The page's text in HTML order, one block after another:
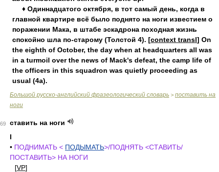
♦ Одиннадцатого октября, в тот самый день, когда в
главной квартире всё было поднято на ноги известием о
поражении Мака, в штабе эскадрона походная жизнь
спокойно шла по-старому (Толстой 4). [context transl] On
the eighth of October, the day when at headquarters all was
in a turmoil over the news of Mack's defeat, the camp life of
the officers in this squadron was quietly proceeding as
usual (4a).
Большой русско-английский фразеологический словарь > поставить на
ноги
69
ставить на ноги
I
• ПОДНИМАТЬ < ПОДЫМАТЬ>/ПОДНЯТЬ <СТАВИТЬ/
ПОСТАВИТЬ> НА НОГИ
[VP]